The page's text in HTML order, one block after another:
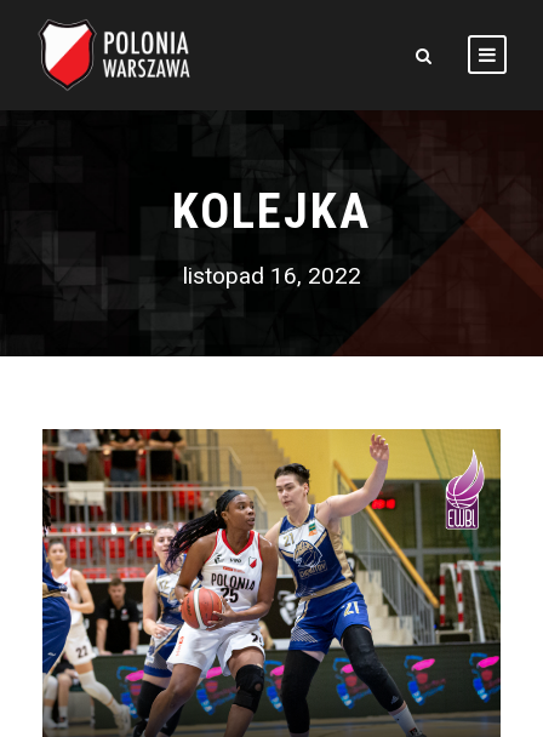
KOLEJKA
listopad 16, 2022